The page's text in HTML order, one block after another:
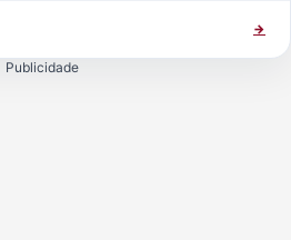
→
Publicidade